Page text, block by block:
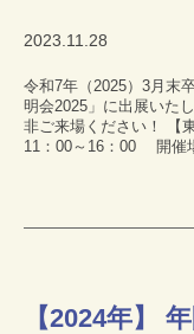
2023.11.28
令和7年（2025）3月末
明会2025」に出展いた
非ご来場ください！ 【
11：00～16：00 開催
【2024年】